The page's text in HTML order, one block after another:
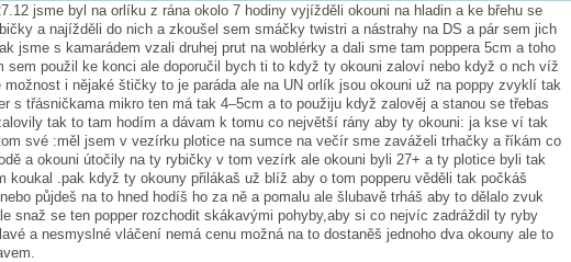
jsme byl na orlíku z rána okolo 7 hodiny vyjížděli okouni na hladin a ke břehu se
a najížděli do nich a zkoušel sem smáčky twistri a nástrahy na DS a pár sem jich
jsme s kamarádem vzali druhej prut na woblérky a dali sme tam poppera 5cm a toho
sem použil ke konci ale doporučil bych ti to když ty okouni zaloví nebo když o nch víž
i nějaké štičky to je paráda ale na UN orlík jsou okouni už na poppy zvyklí tak
s třásničkama mikro ten má tak 4–5cm a to použiju když zalověj a stanou se třebas
tak to tam hodím a dávam k tomu co největší rány aby ty okouni: ja kse ví tak
své :měl jsem v vezírku plotice na sumce na večír sme zaváželi trhačky a říkám co
a okouni útočily na ty rybičky v tom vezírk ale okouni byli 27+ a ty plotice byli tak
koukal .pak když ty okouny přilákaš už blíž aby o tom popperu věděli tak počkáš
půjdeš na to hned hodíš ho za ně a pomalu ale šlubavě trháš aby to dělalo zvuk
snaž se ten popper rozchodit skákavými pohyby,aby si co nejvíc zadráždil ty ryby
a nesmyslné vláčení nemá cenu možná na to dostaněš jednoho dva okouny ale to